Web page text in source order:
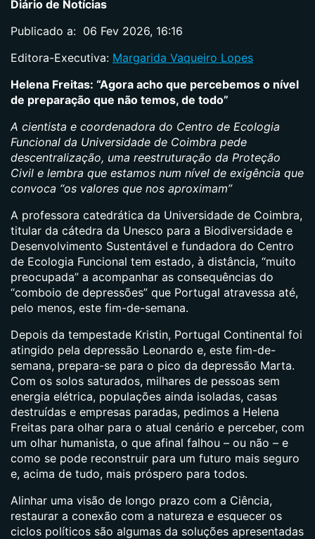
Diário de Notícias
Publicado a: 06 Fev 2026, 16:16
Editora-Executiva: Margarida Vaqueiro Lopes
Helena Freitas: “Agora acho que percebemos o nível
de preparação que não temos, de todo”
A cientista e coordenadora do Centro de Ecologia
Funcional da Universidade de Coimbra pede
descentralização, uma reestruturação da Proteção
Civil e lembra que estamos num nível de exigência que
convoca “os valores que nos aproximam”
A professora catedrática da Universidade de Coimbra,
titular da cátedra da Unesco para a Biodiversidade e
Desenvolvimento Sustentável e fundadora do Centro
de Ecologia Funcional tem estado, à distância, “muito
preocupada” a acompanhar as consequências do
“comboio de depressões” que Portugal atravessa até,
pelo menos, este fim-de-semana.
Depois da tempestade Kristin, Portugal Continental foi
atingido pela depressão Leonardo e, este fim-de-
semana, prepara-se para o pico da depressão Marta.
Com os solos saturados, milhares de pessoas sem
energia elétrica, populações ainda isoladas, casas
destruídas e empresas paradas, pedimos a Helena
Freitas para olhar para o atual cenário e perceber, com
um olhar humanista, o que afinal falhou – ou não – e
como se pode reconstruir para um futuro mais seguro
e, acima de tudo, mais próspero para todos.
Alinhar uma visão de longo prazo com a Ciência,
restaurar a conexão com a natureza e esquecer os
ciclos políticos são algumas da soluções apresentadas